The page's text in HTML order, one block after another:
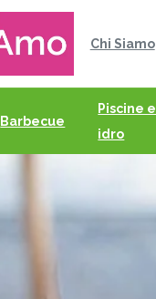
Chi Siamo
Barbecue
Piscine e
idro